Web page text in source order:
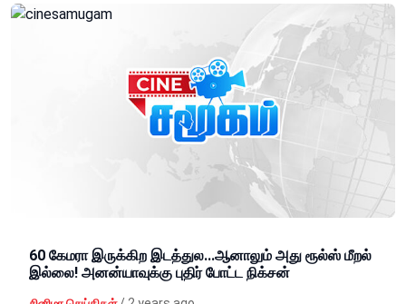
60 கேமரா இருக்கிற இடத்துல...ஆனாலும் அது ரூல்ஸ் மீறல்
இல்லை! அனன்யாவுக்கு புதிர் போட்ட நிக்சன்